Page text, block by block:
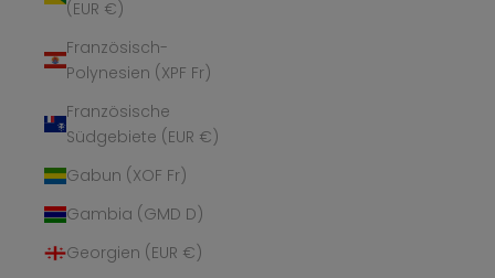
(EUR €)
Französisch-
Polynesien (XPF Fr)
Französische
Südgebiete (EUR €)
Gabun (XOF Fr)
Gambia (GMD D)
Georgien (EUR €)